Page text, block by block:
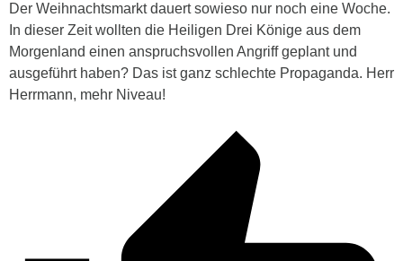
Der Weihnachtsmarkt dauert sowieso nur noch eine Woche.
In dieser Zeit wollten die Heiligen Drei Könige aus dem
Morgenland einen anspruchsvollen Angriff geplant und
ausgeführt haben? Das ist ganz schlechte Propaganda. Herr
Herrmann, mehr Niveau!